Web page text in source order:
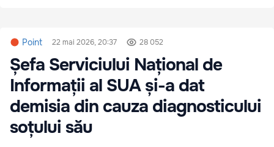
Point 22 mai 2026, 20:37 28 052
Șefa Serviciului Național de
Informații al SUA și-a dat
demisia din cauza diagnosticului
soțului său